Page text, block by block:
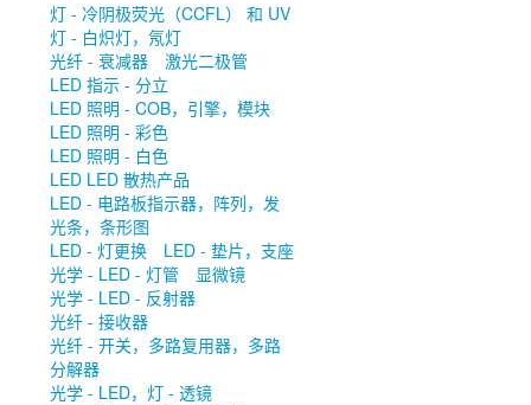
灯 - 冷阴极荧光（CCFL） 和 UV
灯 - 白炽灯，氖灯
光纤 - 衰减器
激光二极管
LED 指示 - 分立
LED 照明 - COB，引擎，模块
LED 照明 - 彩色
LED 照明 - 白色
LED LED 散热产品
LED - 电路板指示器，阵列，发
光条，条形图
LED - 灯更换
LED - 垫片，支座
光学 - LED - 灯管
显微镜
光学 - LED - 反射器
光纤 - 接收器
光纤 - 开关，多路复用器，多路
分解器
光学 - LED，灯 - 透镜